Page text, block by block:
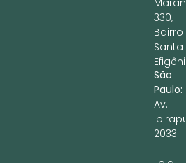
330,
Bairro
Santa
São
Paulo:
Av.
2033
–